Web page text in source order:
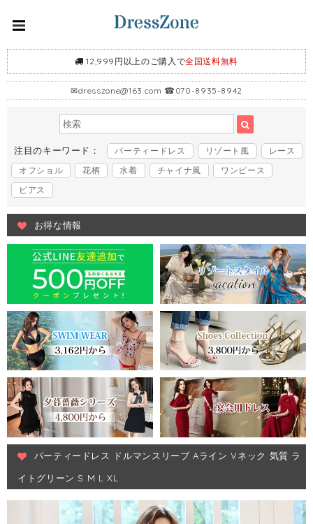
12,999円以上のご購入で全国送料無料
✉dresszone@163.com ☎070-8935-8942
注目のキーワード： パーティードレス リゾート風
レース
オフショル
花柄 水着 チャイナ風
ワンピース
ピアス
お得な情報
パーティードレス ドルマンスリーブ Aライン Vネック 気質 ラ
イトグリーン S M L XL